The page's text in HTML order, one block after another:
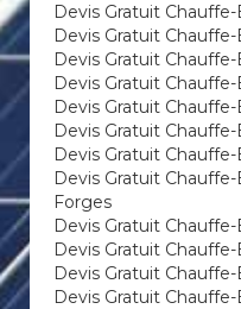
Devis Gratuit
Devis Gratuit
Devis Gratuit
Devis Gratuit
Devis Gratuit
Devis Gratuit
Devis Gratuit Chauffe-
Devis Gratuit
Forges
Devis Gratuit
Devis Gratuit
Devis Gratuit
Devis Gratuit